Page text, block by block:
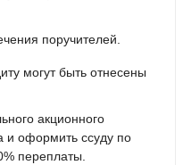
поручителей.
могут быть отнесены
акционного
и оформить ссуду по
переплаты.